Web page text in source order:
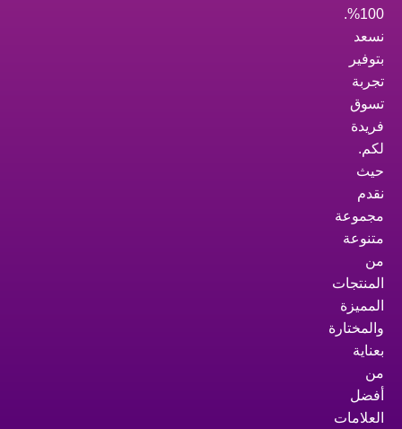
100%.
نسعد
بتوفير
تجربة
تسوق
فريدة
لكم.
حيث
نقدم
مجموعة
متنوعة
من
المنتجات
المميزة
والمختارة
بعناية
من
أفضل
العلامات